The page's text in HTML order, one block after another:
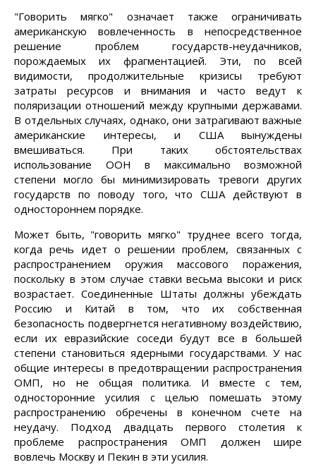
"Говорить мягко" означает также ограничивать
американскую вовлеченность в непосредственное
решение проблем государств-неудачников,
порождаемых их фрагментацией. Эти, по всей
видимости, продолжительные кризисы требуют
затраты ресурсов и внимания и часто ведут к
поляризации отношений между крупными державами.
В отдельных случаях, однако, они затрагивают важные
американские интересы, и США вынуждены
вмешиваться. При таких обстоятельствах
использование ООН в максимально возможной
степени могло бы минимизировать тревоги других
государств по поводу того, что США действуют в
одностороннем порядке.
Может быть, "говорить мягко" труднее всего тогда,
когда речь идет о решении проблем, связанных с
распространением оружия массового поражения,
поскольку в этом случае ставки весьма высоки и риск
возрастает. Соединенные Штаты должны убеждать
Россию и Китай в том, что их собственная
безопасность подвергнется негативному воздействию,
если их евразийские соседи будут все в большей
степени становиться ядерными государствами. У нас
общие интересы в предотвращении распространения
ОМП, но не общая политика. И вместе с тем,
односторонние усилия с целью помешать этому
распространению обречены в конечном счете на
неудачу. Подход двадцать первого столетия к
проблеме распространения ОМП должен шире
вовлечь Москву и Пекин в эти усилия.